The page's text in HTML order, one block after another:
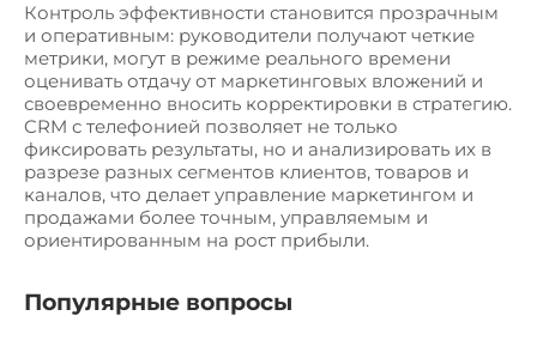
Контроль эффективности становится прозрачным
и оперативным: руководители получают четкие
метрики, могут в режиме реального времени
оценивать отдачу от маркетинговых вложений и
своевременно вносить корректировки в стратегию.
CRM с телефонией позволяет не только
фиксировать результаты, но и анализировать их в
разрезе разных сегментов клиентов, товаров и
каналов, что делает управление маркетингом и
продажами более точным, управляемым и
ориентированным на рост прибыли.
Популярные вопросы